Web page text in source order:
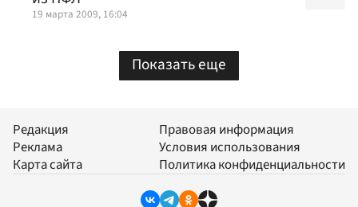
19 марта 2009, 16:04
Показать еще
Редакция
Реклама
Карта сайта
Правовая информация
Условия использования
Политика конфиденциальности